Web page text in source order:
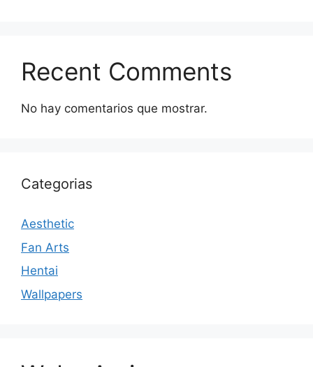
Recent Comments
No hay comentarios que mostrar.
Categorias
Aesthetic
Fan Arts
Hentai
Wallpapers